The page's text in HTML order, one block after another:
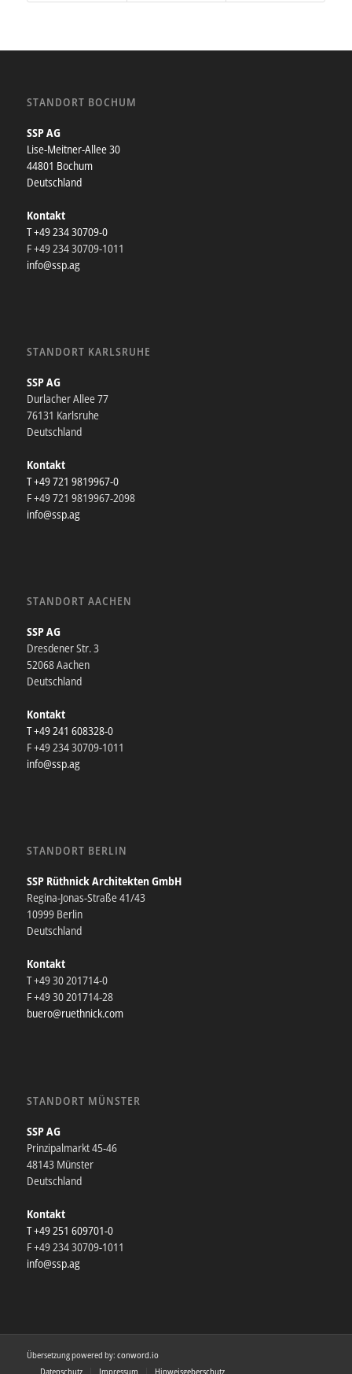
STANDORT BOCHUM
SSP AG
Lise-Meitner-Allee 30
44801 Bochum
Deutschland
Kontakt
T +49 234 30709-0
F +49 234 30709-1011
info@ssp.ag
STANDORT KARLSRUHE
SSP AG
Durlacher Allee 77
76131 Karlsruhe
Deutschland
Kontakt
T +49 721 9819967-0
F +49 721 9819967-2098
info@ssp.ag
STANDORT AACHEN
SSP AG
Dresdener Str. 3
52068 Aachen
Deutschland
Kontakt
T +49 241 608328-0
F +49 234 30709-1011
info@ssp.ag
STANDORT BERLIN
SSP Rüthnick Architekten GmbH
Regina-Jonas-Straße 41/43
10999 Berlin
Deutschland
Kontakt
T +49 30 201714-0
F +49 30 201714-28
buero@ruethnick.com
STANDORT MÜNSTER
SSP AG
Prinzipalmarkt 45-46
48143 Münster
Deutschland
Kontakt
T +49 251 609701-0
F +49 234 30709-1011
info@ssp.ag
Übersetzung powered by: conword.io
Datenschutz
Impressum Hinweisgeberschutz